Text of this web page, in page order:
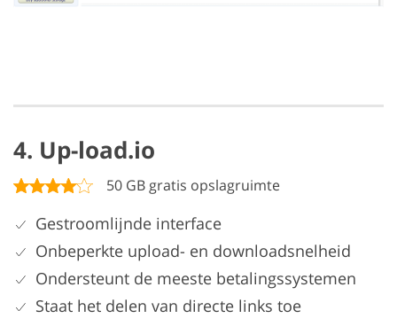
4. Up-load.io
50 GB gratis opslagruimte
Gestroomlijnde interface
Onbeperkte upload- en downloadsnelheid
Ondersteunt de meeste betalingssystemen
Staat het delen van directe links toe